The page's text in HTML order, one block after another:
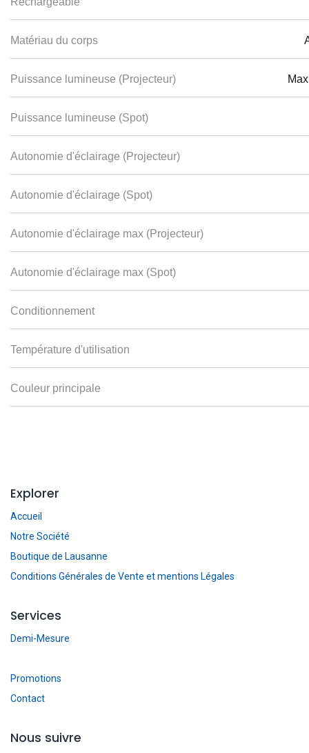
Matériau du corps
Puissance lumineuse (Projecteur)
Puissance lumineuse (Spot)
Autonomie d'éclairage (Projecteur)
Autonomie d'éclairage (Spot)
Autonomie d'éclairage max (Projecteur)
Autonomie d'éclairage max (Spot)
Conditionnement
Température d'utilisation
Couleur principale
Explorer
Accueil
Notre Société
Boutique de Lausanne
Conditions Générales de Vente et mentions Légales
Services
Demi-Mesure
Promotions
Contact
Nous suivre